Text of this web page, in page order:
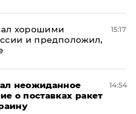
хорошими
и предположил,
15:17
неожиданное
о поставках ракет
14:54